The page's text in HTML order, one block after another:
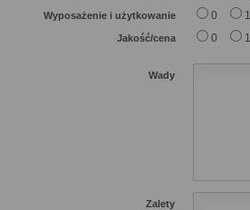
Wyposażenie i użytkowanie 0 1
Jakość/cena 0 1
Wady
Zalety